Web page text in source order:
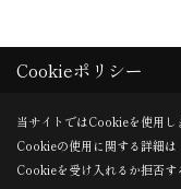
Copyright (c)岡崎市の注
地所.All Rights Reserved.
Cookieポリシー
当サイトではCookieを使用し
Cookieの使用に関する詳細は
Cookieを受け入れるか拒否す